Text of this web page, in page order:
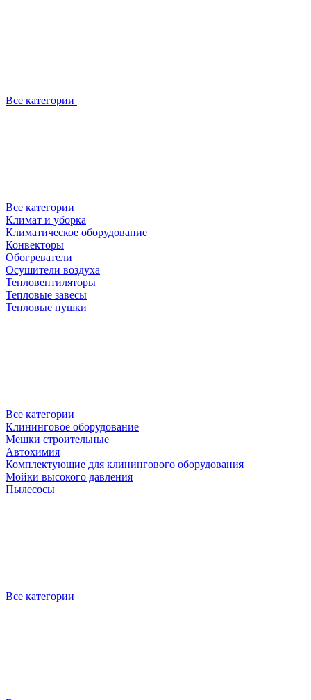
Все категории
Все категории
Климат и уборка
Климатическое оборудование
Конвекторы
Обогреватели
Осушители воздуха
Тепловентиляторы
Тепловые завесы
Тепловые пушки
Все категории
Клининговое оборудование
Мешки строительные
Автохимия
Комплектующие для клинингового оборудования
Мойки высокого давления
Пылесосы
Все категории